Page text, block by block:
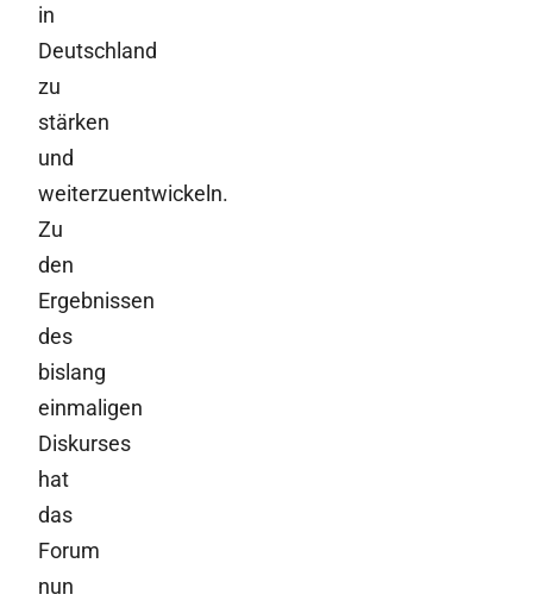
in
Deutschland
zu
stärken
und
weiterzuentwickeln.
Zu
den
Ergebnissen
des
bislang
einmaligen
Diskurses
hat
das
Forum
nun